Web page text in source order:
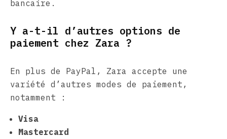
bancaire.
Y a-t-il d’autres options de
paiement chez Zara ?
En plus de PayPal, Zara accepte une
variété d’autres modes de paiement,
notamment :
Visa
Mastercard